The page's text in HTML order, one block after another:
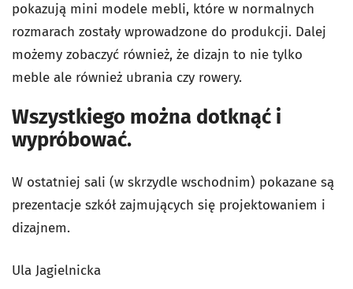
pokazują mini modele mebli, które w normalnych
rozmarach zostały wprowadzone do produkcji. Dalej
możemy zobaczyć również, że dizajn to nie tylko
meble ale również ubrania czy rowery.
Wszystkiego można dotknąć i
wypróbować.
W ostatniej sali (w skrzydle wschodnim) pokazane są
prezentacje szkół zajmujących się projektowaniem i
dizajnem.
Ula Jagielnicka